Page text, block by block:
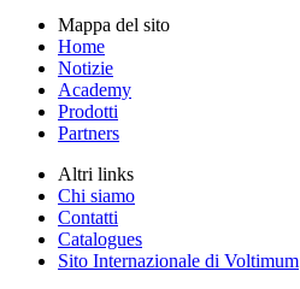
Mappa del sito
Home
Notizie
Academy
Prodotti
Partners
Altri links
Chi siamo
Contatti
Catalogues
Sito Internazionale di Voltimum